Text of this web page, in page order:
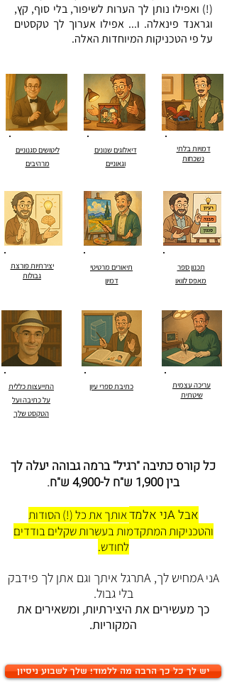
(!) ואפילו נותן לך הערות לשיפור, בלי סוף, קץ,
וגראנד פינאלה. ו... אפילו אערוך לך טקסטים
על פי הטכניקות המיוחדות האלה.
דמויות בלתי
נשכחות
דיאלוגים שנונים
וגאוניים
ליטושים סגנוניים
מרהיבים
יצירתיות פורצת
גבולות
תיאורים מרטיטי
דמיון
תכנון ספר
מאפס לוואו
עריכה עצמית
שיטתית
כתיבת ספרי עיון
התייעצות כללית
על כתיבה ועל
הטקסט שלך
כל קורס כתיבה "רגיל" ברמה גבוהה יעלה לך
בין 1,900 ש"ח ל-4,900 ש"ח.
אבל Aני אלמד
אותך את כל (!) הסודות
והטכניקות המתקדמות בעשרות שקלים בודדים
לחודש.
Aני A
מחיש לך, Aתרגל איתך וגם אתן לך פידבק
בלי גבול.
כך מעשירים את היצירתיות, ומשאירים את
המקוריות.
יש לך כל כך הרבה מה ללמוד! שלך לשבוע ניסיון